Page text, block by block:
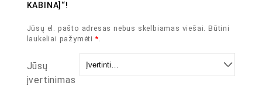
KABINA]“!
Jūsų el. pašto adresas nebus skelbiamas viešai. Būtini
laukeliai pažymėti *.
Jūsų
įvertinimas